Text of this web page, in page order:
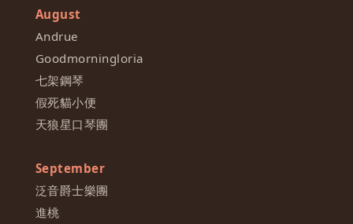
August
Andrue
Goodmorningloria
七架鋼琴
假死貓小便
天狼星口琴團
September
泛音爵士樂團
進桃